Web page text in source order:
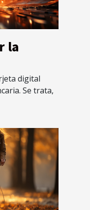
la
digital
Se trata,